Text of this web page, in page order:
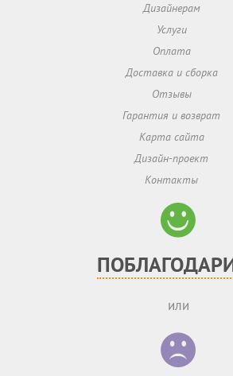
Дизайнерам
Услуги
Оплата
Доставка и сборка
Отзывы
Гарантия и возврат
Карта сайта
Дизайн-проект
Контакты
или